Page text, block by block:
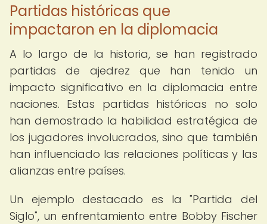
Partidas históricas que
impactaron en la diplomacia
A lo largo de la historia, se han registrado
partidas de ajedrez que han tenido un
impacto significativo en la diplomacia entre
naciones. Estas partidas históricas no solo
han demostrado la habilidad estratégica de
los jugadores involucrados, sino que también
han influenciado las relaciones políticas y las
alianzas entre países.
Un ejemplo destacado es la "Partida del
Siglo", un enfrentamiento entre Bobby Fischer